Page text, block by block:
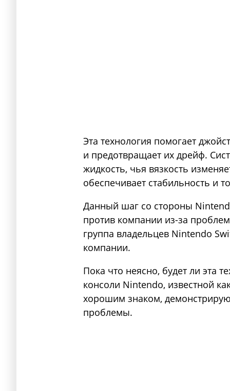
Эта технология помогает
и предотвращает их дрейф.
жидкость, чья вязкость
обеспечивает стабильность и
Данный шаг со стороны
против компании из-за
группа владельцев Nintendo
компании.
Пока что неясно, будет ли эта
консоли Nintendo, известной
хорошим знаком,
проблемы.